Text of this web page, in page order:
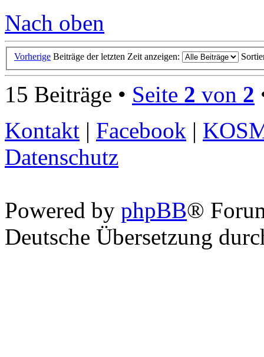
Nach oben
Vorherige Beiträge der letzten Zeit anzeigen:
15 Beiträge • Seite 2 von 2
Kontakt | Facebook |
Datenschutz
Powered by phpBB®
Deutsche Übersetzung